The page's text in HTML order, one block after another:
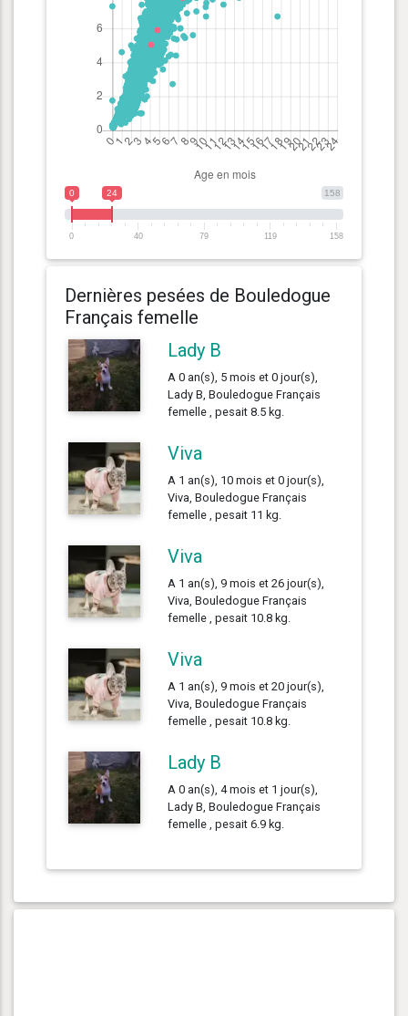
158
0 24
0 40 79 119 158
Dernières pesées de Bouledogue
Français femelle
Lady B
A 0 an(s), 5 mois et 0 jour(s),
Lady B, Bouledogue Français
femelle , pesait 8.5 kg.
Viva
A 1 an(s), 10 mois et 0 jour(s),
Viva, Bouledogue Français
femelle , pesait 11 kg.
Viva
A 1 an(s), 9 mois et 26 jour(s),
Viva, Bouledogue Français
femelle , pesait 10.8 kg.
Viva
A 1 an(s), 9 mois et 20 jour(s),
Viva, Bouledogue Français
femelle , pesait 10.8 kg.
Lady B
A 0 an(s), 4 mois et 1 jour(s),
Lady B, Bouledogue Français
femelle , pesait 6.9 kg.